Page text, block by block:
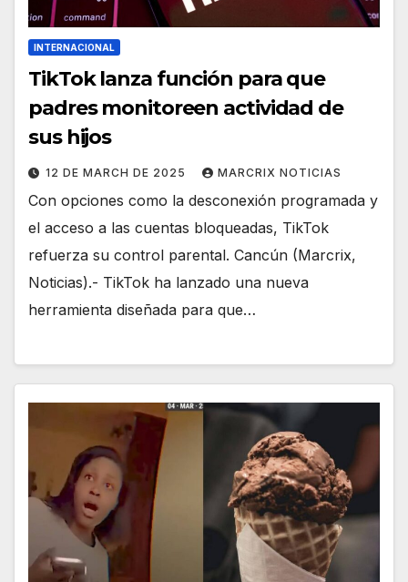
INTERNACIONAL
TikTok lanza función para que
padres monitoreen actividad de
sus hijos
12 DE MARCH DE 2025 MARCRIX NOTICIAS
Con opciones como la desconexión programada y
el acceso a las cuentas bloqueadas, TikTok
refuerza su control parental. Cancún (Marcrix,
Noticias).- TikTok ha lanzado una nueva
herramienta diseñada para que…